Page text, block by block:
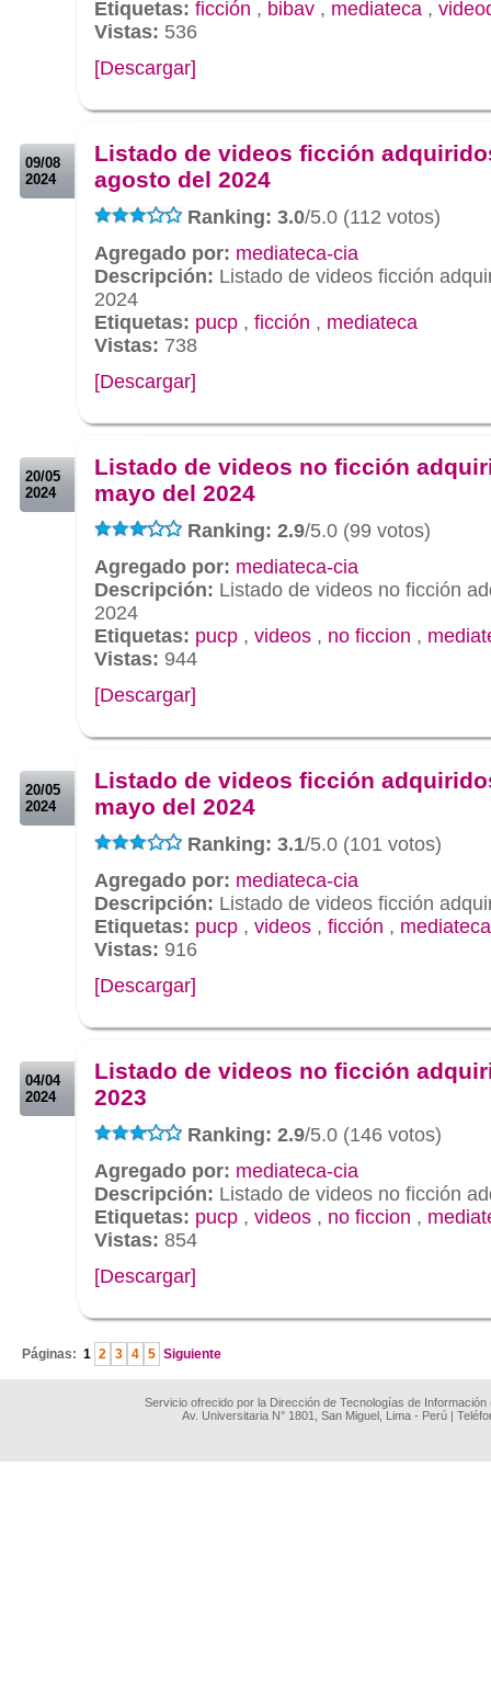
Etiquetas: ficción , bibav , mediateca ,
Vistas: 536
[Descargar]
09/08
2024
Listado de videos ficción
agosto del 2024
Ranking: 3.0/5.0 (112 votos)
Agregado por: mediateca-cia
Descripción: Listado de videos ficción
2024
Etiquetas: pucp , ficción , mediateca
Vistas: 738
[Descargar]
20/05
2024
Listado de videos no ficción
mayo del 2024
Ranking: 2.9/5.0 (99 votos)
Agregado por: mediateca-cia
Descripción: Listado de videos no ficción
2024
Etiquetas: pucp , videos , no ficcion ,
Vistas: 944
[Descargar]
20/05
2024
Listado de videos ficción
mayo del 2024
Ranking: 3.1/5.0 (101 votos)
Agregado por: mediateca-cia
Descripción: Listado de videos ficción
Etiquetas: pucp , videos , ficción , mediateca
Vistas: 916
[Descargar]
04/04
2024
Listado de videos no ficción
2023
Ranking: 2.9/5.0 (146 votos)
Agregado por: mediateca-cia
Descripción: Listado de videos no ficción
Etiquetas: pucp , videos , no ficcion ,
Vistas: 854
[Descargar]
Páginas: 1 2 3 4 5 Siguiente
Servicio ofrecido por la Dirección de Tecnologías de
Av. Universitaria N° 1801, San Miguel, Lima - Perú |